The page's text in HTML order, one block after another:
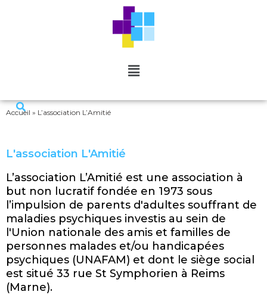
Accueil » L’association L’Amitié
L'association L'Amitié
L’association L’Amitié est une association à
but non lucratif fondée en 1973 sous
l’impulsion de parents d'adultes souffrant de
maladies psychiques investis au sein de
l'Union nationale des amis et familles de
personnes malades et/ou handicapées
psychiques (UNAFAM) et dont le siège social
est situé 33 rue St Symphorien à Reims
(Marne).